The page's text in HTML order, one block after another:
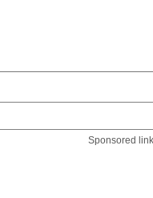
Sponsored